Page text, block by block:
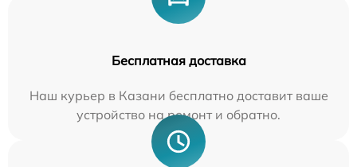
Бесплатная доставка
Наш курьер в Казани бесплатно доставит ваше
устройство на ремонт и обратно.